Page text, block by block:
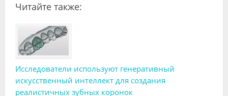
Читайте также:
Исследователи используют генеративный
искусственный интеллект для создания
реалистичных зубных коронок